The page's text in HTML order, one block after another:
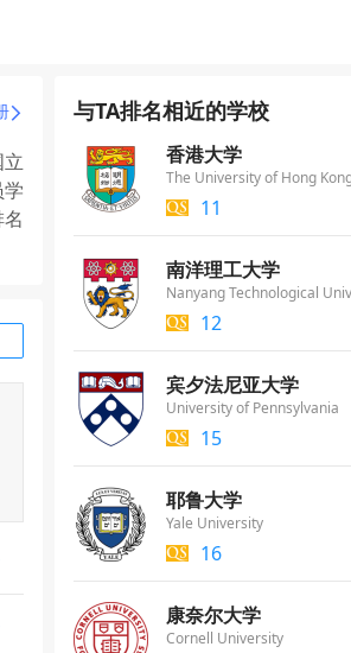
与TA排名相近的学校
香港大学
The University of Hong
11
南洋理工大学
Nanyang Technological
12
宾夕法尼亚大学
University of Pennsylvania
15
耶鲁大学
Yale University
16
康奈尔大学
Cornell University